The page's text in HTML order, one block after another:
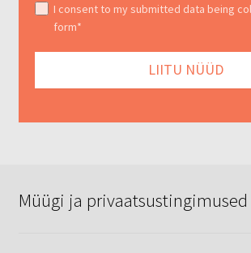
I consent to my submitted data being
form*
Müügi ja privaatsustingimused